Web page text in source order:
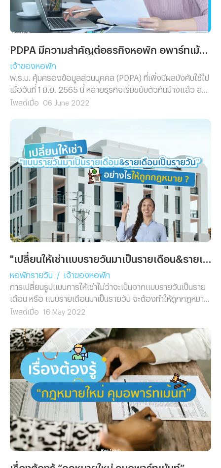
PDPA มีความสำคัญต่อธุรกิจหอพัก อพาร์ทเม้นท์หรือไม่ ?
เจ้าของหอพัก
พ.ร.บ. คุ้มครองข้อมูลส่วนบุคคล (PDPA) ที่เพิ่งมีผลบังคับใช้ไป
เมื่อวันที่ 1 มิ.ย. 2565 นี้ หลายธุรกิจเริ่มขยับตัวกันบ้างแล้ว ส่วน
ธุรกิจหอพัก อพาร์ทเม้นท์ เซอร์วิชอพาร์ทเม้นท์ จำเป็นต้อง
ให้ข้อมูลในมุมมองของผู้ประกอบการกันว่าธุรกิจที่เรากำลังทำ
อยู่นั้นต้องให้ความสำคัญในเรื่อง PDPA มากน้อยเพียงใด
โพสต์เมื่อ 06 June 2022
หอพักรายวัน /
เจ้าของหอพัก
การเปลี่ยนรูปแบบการให้เช่าไม่ว่าจะเป็นจากแบบรายวันเป็นราย
เดือน หรือ แบบรายเดือนมาเป็นรายวัน จะต้องทำให้ถูกกฎหมาย
เพราะมิเช่นนั้นผลที่ตามมาอาจทำให้กิจการของคุณถูกสั่งปิด ถูก
แต่ละแบบสามารถทำให้ถูกกฎหมาย โดยมีรายละเอียดดังนี้...
โพสต์เมื่อ 16 May 2022
เรื่องต้องรู้ “กฎหมายใหม่ คุมอพาร์ทเม้นท์”